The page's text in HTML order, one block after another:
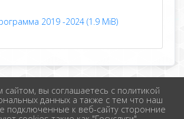
2019 -2024 (1.9 MiB)
сайтом, вы соглашаетесь с политикой
данных а также с тем что наш
подключенные к веб-сайту сторонние